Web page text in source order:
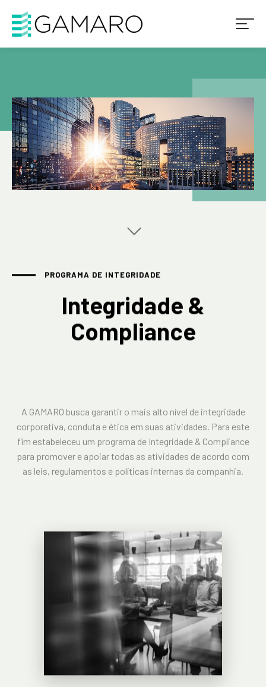
PROGRAMA DE INTEGRIDADE
Integridade &
Compliance
A GAMARO busca garantir o mais alto nível de integridade
corporativa, conduta e ética em suas atividades. Para este
fim estabeleceu um programa de Integridade & Compliance
para promover e apoiar todas as atividades de acordo com
as leis, regulamentos e políticas internas da companhia.